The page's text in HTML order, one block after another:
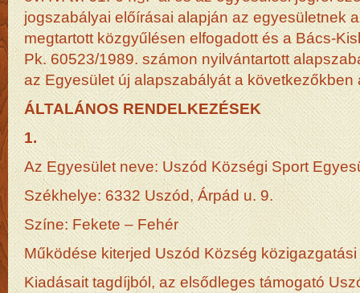
jogszabályai előírásai alapján az egyesületnek
megtartott közgyűlésen elfogadott és a Bács-
Pk. 60523/1989. számon nyilvántartott
az Egyesület új alapszabályát a következőkben
ÁLTALÁNOS RENDELKEZÉSEK
1.
Az Egyesület neve: Uszód Községi Sport
Székhelye: 6332 Uszód, Árpád u. 9.
Színe: Fekete – Fehér
Működése kiterjed Uszód Község közigazgatási
Kiadásait tagdíjból, az elsődleges támogató